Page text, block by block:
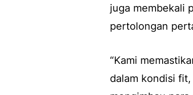
juga membekali
pertolongan
“Kami
dalam kondisi